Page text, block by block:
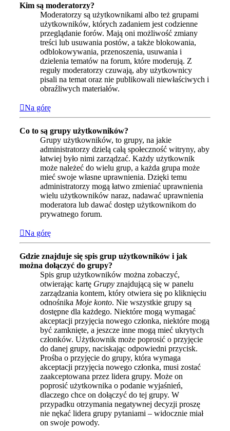
Kim są moderatorzy?
Moderatorzy są użytkownikami albo też grupami
użytkowników, których zadaniem jest codzienne
przeglądanie forów. Mają oni możliwość zmiany
treści lub usuwania postów, a także blokowania,
odblokowywania, przenoszenia, usuwania i
dzielenia tematów na forum, które moderują. Z
reguły moderatorzy czuwają, aby użytkownicy
pisali na temat oraz nie publikowali niewłaściwych i
obraźliwych materiałów.
Na górę
Co to są grupy użytkowników?
Grupy użytkowników, to grupy, na jakie
administratorzy dzielą całą społeczność witryny, aby
łatwiej było nimi zarządzać. Każdy użytkownik
może należeć do wielu grup, a każda grupa może
mieć swoje własne uprawnienia. Dzięki temu
administratorzy mogą łatwo zmieniać uprawnienia
wielu użytkowników naraz, nadawać uprawnienia
moderatora lub dawać dostęp użytkownikom do
prywatnego forum.
Na górę
Gdzie znajduje się spis grup użytkowników i jak
można dołączyć do grupy?
Spis grup użytkowników można zobaczyć,
otwierając kartę Grupy znajdującą się w panelu
zarządzania kontem, który otwiera się po kliknięciu
odnośnika Moje konto. Nie wszystkie grupy są
dostępne dla każdego. Niektóre mogą wymagać
akceptacji przyjęcia nowego członka, niektóre mogą
być zamknięte, a jeszcze inne mogą mieć ukrytych
członków. Użytkownik może poprosić o przyjęcie
do danej grupy, naciskając odpowiedni przycisk.
Prośba o przyjęcie do grupy, która wymaga
akceptacji przyjęcia nowego członka, musi zostać
zaakceptowana przez lidera grupy. Może on
poprosić użytkownika o podanie wyjaśnień,
dlaczego chce on dołączyć do tej grupy. W
przypadku otrzymania negatywnej decyzji proszę
nie nękać lidera grupy pytaniami – widocznie miał
on swoje powody.